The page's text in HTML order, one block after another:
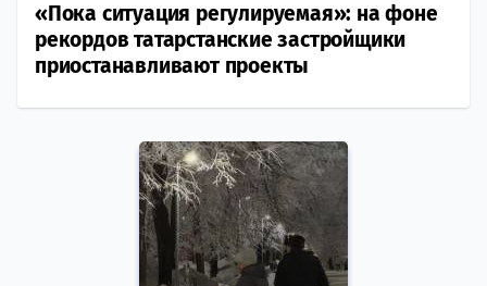
«Пока ситуация регулируемая»: на фоне
рекордов татарстанские застройщики
приостанавливают проекты